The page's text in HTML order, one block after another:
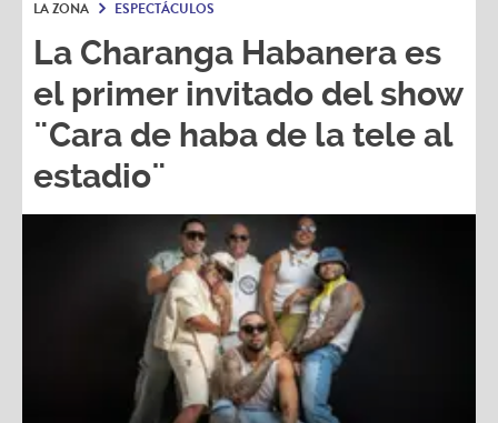
LA ZONA ESPECTÁCULOS
La Charanga Habanera es
el primer invitado del show
¨Cara de haba de la tele al
estadio¨